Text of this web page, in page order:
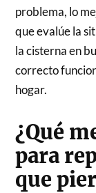
problema, lo
que evalúe la
la cisterna en
correcto
hogar.
¿Qué
para
que